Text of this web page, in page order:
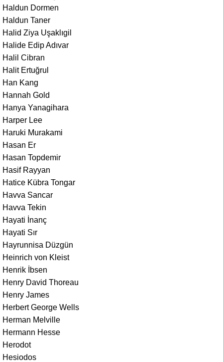
Haldun Dormen
Haldun Taner
Halid Ziya Uşaklıgil
Halide Edip Adıvar
Halil Cibran
Halit Ertuğrul
Han Kang
Hannah Gold
Hanya Yanagihara
Harper Lee
Haruki Murakami
Hasan Er
Hasan Topdemir
Hasif Rayyan
Hatice Kübra Tongar
Havva Sancar
Havva Tekin
Hayati İnanç
Hayati Sır
Hayrunnisa Düzgün
Heinrich von Kleist
Henrik İbsen
Henry David Thoreau
Henry James
Herbert George Wells
Herman Melville
Hermann Hesse
Herodot
Hesiodos